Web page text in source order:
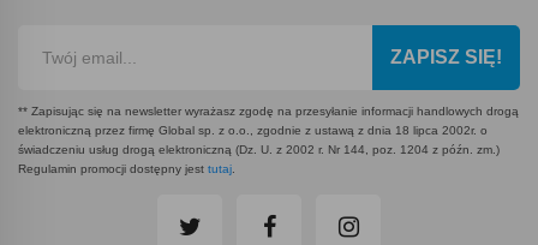
ZAPISZ SIĘ!
** Zapisując się na newsletter wyrażasz zgodę na przesyłanie informacji handlowych drogą
elektroniczną przez firmę Global sp. z o.o., zgodnie z ustawą z dnia 18 lipca 2002r. o
świadczeniu usług drogą elektroniczną (Dz. U. z 2002 r. Nr 144, poz. 1204 z późn. zm.)
Regulamin promocji dostępny jest tutaj.